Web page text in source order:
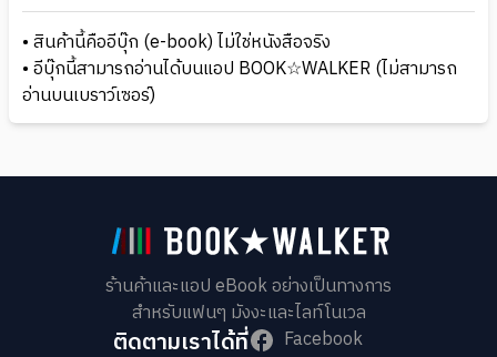
• สินค้านี้คืออีบุ๊ก (e-book) ไม่ใช่หนังสือจริง
• อีบุ๊กนี้สามารถอ่านได้บนแอป BOOK☆WALKER (ไม่สามารถ
อ่านบนเบราว์เซอร์)
ร้านค้าและแอป eBook อย่างเป็นทางการ
สำหรับแฟนๆ มังงะและไลท์โนเวล
ติดตามเราได้ที่
Facebook